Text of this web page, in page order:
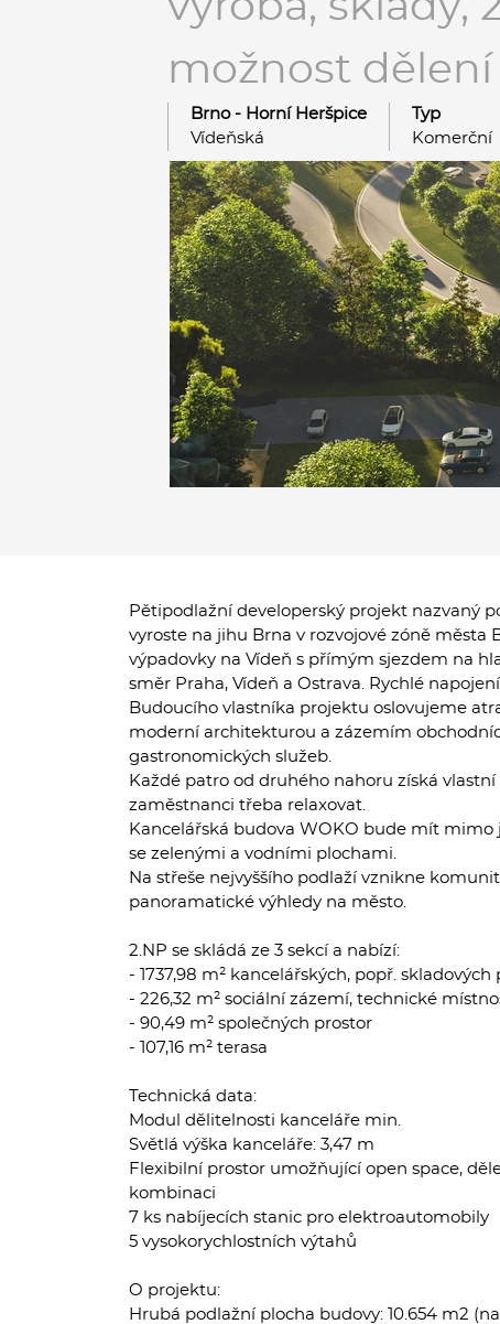
možnost dělení
Brno - Horní Heršpice Typ
Vídeňská
Komerční
Pětipodlažní developerský projekt nazvaný
vyroste na jihu Brna v rozvojové zóně města
výpadovky na Vídeň s přímým sjezdem na
směr Praha, Vídeň a Ostrava. Rychlé napojení
Budoucího vlastníka projektu oslovujeme
moderní architekturou a zázemím
gastronomických služeb.
Každé patro od druhého nahoru získá
zaměstnanci třeba relaxovat.
Kancelářská budova WOKO bude mít
se zelenými a vodními plochami.
Na střeše nejvyššího podlaží vznikne
panoramatické výhledy na město.
2.NP se skládá ze 3 sekcí a nabízí:
- 1737,98 m² kancelářských, popř. skladových
- 226,32 m² sociální zázemí, technické
- 90,49 m² společných prostor
- 107,16 m² terasa
Technická data:
Modul dělitelnosti kanceláře min.
Světlá výška kanceláře: 3,47 m
Flexibilní prostor umožňující open space,
kombinaci
7 ks nabíjecích stanic pro elektroautomobily
5 vysokorychlostních výtahů
O projektu:
Hrubá podlažní plocha budovy: 10.654 m2